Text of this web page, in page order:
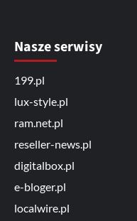
Nasze serwisy
199.pl
lux-style.pl
ram.net.pl
reseller-news.pl
digitalbox.pl
e-bloger.pl
localwire.pl